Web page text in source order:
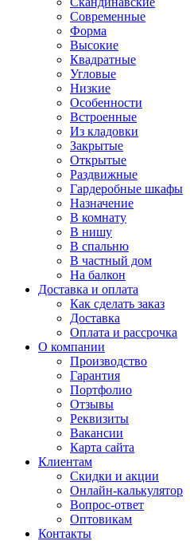
Современные
Форма
Высокие
Квадратные
Угловые
Низкие
Особенности
Встроенные
Из кладовки
Закрытые
Открытые
Раздвижные
Гардеробные шкафы
Назначение
В комнату
В нишу
В спальню
В частный дом
На балкон
Доставка и оплата
Как сделать заказ
Доставка
Оплата и рассрочка
О компании
Производство
Гарантия
Портфолио
Отзывы
Реквизиты
Вакансии
Карта сайта
Клиентам
Скидки и акции
Онлайн-калькулятор
Вопрос-ответ
Оптовикам
Контакты